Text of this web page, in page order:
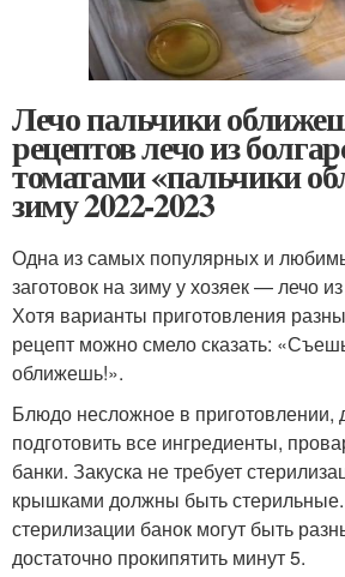
Лечо пальчики
рецептов лечо из
томатами «пальчики
зиму 2022-2023
Одна из самых популярных и
заготовок на зиму у хозяек — лечо
Хотя варианты приготовления
рецепт можно смело сказать:
оближешь!».
Блюдо несложное в приготовлении,
подготовить все ингредиенты,
банки. Закуска не требует
крышками должны быть
стерилизации банок могут быть
достаточно прокипятить минут 5.